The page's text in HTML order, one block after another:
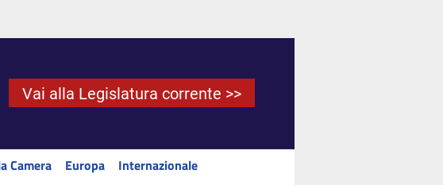
Vai alla Legislatura corrente >>
Camera Europa
Internazionale